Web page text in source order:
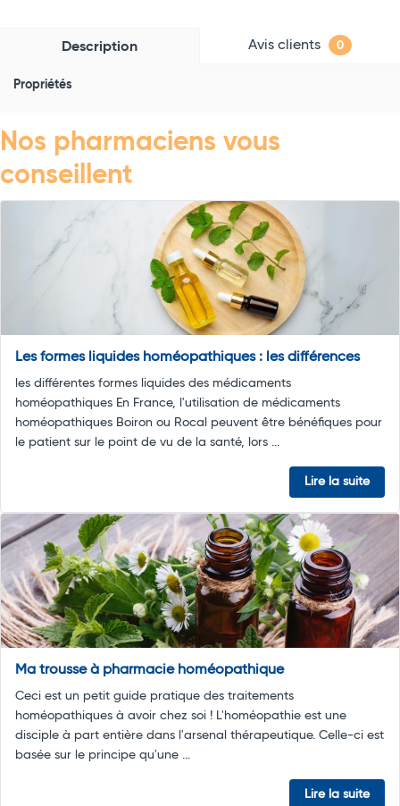
Description Avis clients 0
Propriétés
Nos pharmaciens vous
conseillent
Les formes liquides homéopathiques : les différences
les différentes formes liquides des médicaments
homéopathiques En France, l'utilisation de médicaments
homéopathiques Boiron ou Rocal peuvent être bénéfiques pour
le patient sur le point de vu de la santé, lors ...
Lire la suite
Ma trousse à pharmacie homéopathique
Ceci est un petit guide pratique des traitements
homéopathiques à avoir chez soi ! L'homéopathie est une
disciple à part entière dans l'arsenal thérapeutique. Celle-ci est
basée sur le principe qu'une ...
Lire la suite